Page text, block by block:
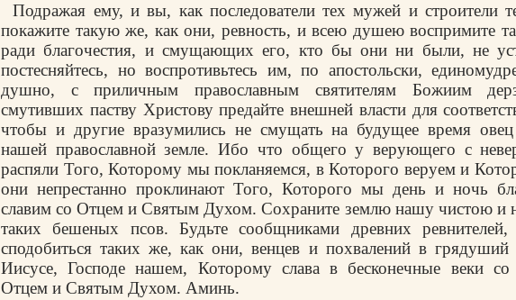
Подражая ему, и вы, как последователи тех мужей и строители
покажите такую же, как они, ревность, и всею душею воспримите
ради благочестия, и смущающих его, кто бы они ни были, не
постесняйтесь, но воспро­тивьтесь им, по апостольски,
душно, с приличным православным святителям Божиим
смутивших паству Христову пре­дайте внешней власти для
чтобы и другие вразумились не смущать на будущее время
нашей православной земле. Ибо что общего у верующего с
распяли Того, Которому мы покланяемся, в Которого веруем и
они непрестанно проклинают Того, Которого мы день и ночь
славим со Отцем и Святым Духом. Сохраните землю нашу чистою и
таких бешеных псов. Будьте сообщниками древних
сподобиться таких же, как они, венцев и похвалений в
Иисусе, Господе нашем, Которому слава в бесконечные веки со
Отцем и Святым Духом. Аминь.